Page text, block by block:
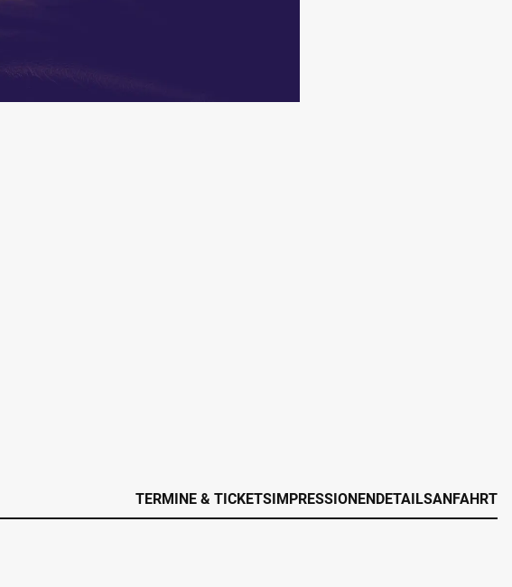
TERMINE & TICKETSIMPRESSIONENDETAILSANFAHRT